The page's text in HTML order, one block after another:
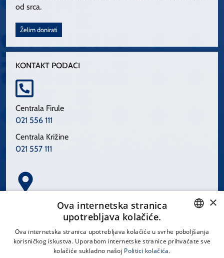
od srca.
Želim donirati
KONTAKT PODACI
Centrala Firule
021 556 111
Centrala Križine
021 557 111
Spinčićeva 1, 21000 Split
CROATIAN
×
Ova internetska stranica
upotrebljava kolačiće.
Ova internetska stranica upotrebljava kolačiće u svrhe poboljšanja
korisničkog iskustva. Uporabom internetske stranice prihvaćate sve
kolačiće sukladno našoj Politici kolačića.